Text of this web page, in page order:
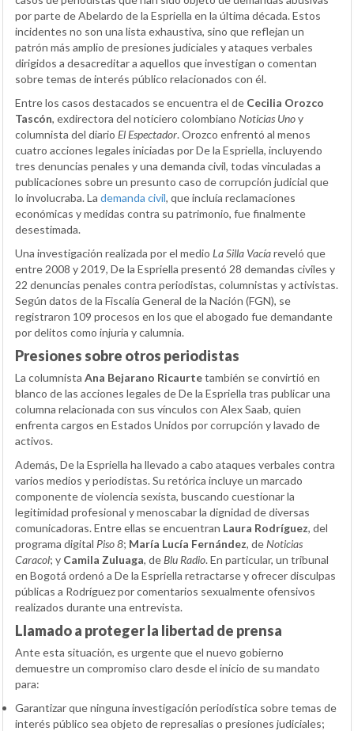
por parte de Abelardo de la Espriella en la última década. Estos
incidentes no son una lista exhaustiva, sino que reflejan un
patrón más amplio de presiones judiciales y ataques verbales
dirigidos a desacreditar a aquellos que investigan o comentan
sobre temas de interés público relacionados con él.
Entre los casos destacados se encuentra el de Cecilia Orozco
Tascón, exdirectora del noticiero colombiano Noticias Unoy
columnista del diario El Espectador. Orozco enfrentó al menos
cuatro acciones legales iniciadas por De la Espriella, incluyendo
tres denuncias penales y una demanda civil, todas vinculadas a
publicaciones sobre un presunto caso de corrupción judicial que
lo involucraba. La demanda civil, que incluía reclamaciones
económicas y medidas contra su patrimonio, fue finalmente
desestimada.
Una investigación realizada por el medio La Silla Vacíareveló que
entre 2008 y 2019, De la Espriella presentó 28 demandas civiles y
22 denuncias penales contra periodistas, columnistas y activistas.
Según datos de la Fiscalía General de la Nación (FGN), se
registraron 109 procesos en los que el abogado fue demandante
por delitos como injuria y calumnia.
Presiones sobre otros periodistas
La columnista Ana Bejarano Ricaurtetambién se convirtió en
blanco de las acciones legales de De la Espriella tras publicar una
columna relacionada con sus vínculos con Alex Saab, quien
enfrenta cargos en Estados Unidos por corrupción y lavado de
activos.
Además, De la Espriella ha llevado a cabo ataques verbales contra
varios medios y periodistas. Su retórica incluye un marcado
componente de violencia sexista, buscando cuestionar la
legitimidad profesional y menoscabar la dignidad de diversas
comunicadoras. Entre ellas se encuentran Laura Rodríguez, del
programa digital Piso 8; María Lucía Fernández, deNoticias
Caracol; y Camila Zuluaga, deBlu Radio. En particular, un tribunal
en Bogotá ordenó a De la Espriella retractarse y ofrecer disculpas
públicas a Rodríguez por comentarios sexualmente ofensivos
realizados durante una entrevista.
Llamado a proteger la libertad de prensa
Ante esta situación, es urgente que el nuevo gobierno
demuestre un compromiso claro desde el inicio de su mandato
para:
Garantizar que ninguna investigación periodística sobre temas de
interés público sea objeto de represalias o presiones judiciales;